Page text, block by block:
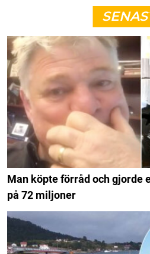
Man köpte förråd och gjorde
på 72 miljoner